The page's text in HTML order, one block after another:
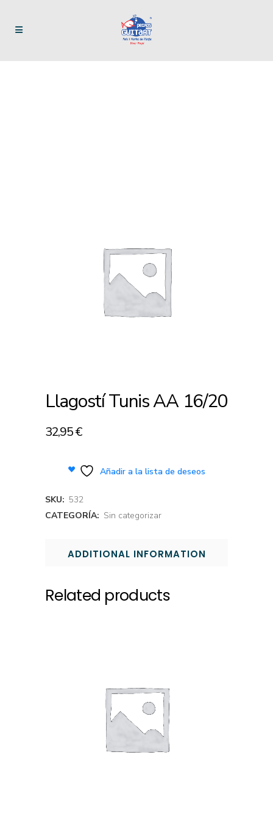
Llagostí Tunis AA 16/20
32,95€
Añadir a la lista de deseos
SKU: 532
CATEGORÍA: Sin categorizar
ADDITIONAL INFORMATION
Related products